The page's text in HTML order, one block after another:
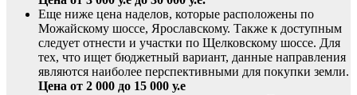
Еще ниже цена наделов, которые расположены по
Можайскому шоссе, Ярославскому. Также к доступным
следует отнести и участки по Щелковскому шоссе. Для
тех, что ищет бюджетный вариант, данные направления
являются наиболее перспективными для покупки земли.
Цена от 2 000 до 15 000 у.е